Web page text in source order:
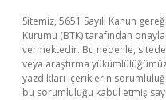
Sitemiz, 5651 Sayılı Kanun
Kurumu (BTK) tarafından
vermektedir. Bu nedenle,
veya araştırma
yazdıkları içeriklerin
bu sorumluluğu kabul etmiş